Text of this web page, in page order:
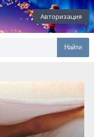
Авторизация
Найти